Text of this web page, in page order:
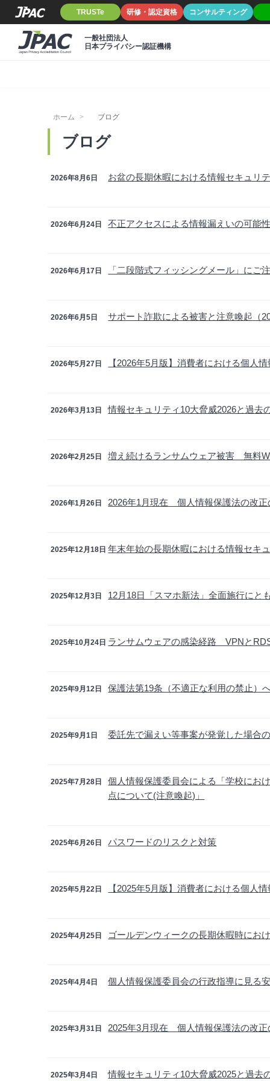
TRUSTe 研修・認定資格 コンサルティング
一般社団法人
日本プライバシー認証機構
ホーム ブログ
ブログ
2026年8月6日 お盆の長期休暇における情報セキュリ
2026年6月24日 不正アクセスによる情報漏えいの可能
2026年6月17日 「二段階式フィッシングメール」にご
2026年6月5日 サポート詐欺による被害と注意喚起（
2026年5月27日 【2026年5月版】消費者における個人
2026年3月13日 情報セキュリティ10大脅威2026と過去
2026年2月25日 増え続けるランサムウェア被害 無料
2026年1月26日 2026年1月現在 個人情報保護法の改正
2025年12月18日 年末年始の長期休暇における情報セキ
2025年12月3日 12月18日「スマホ新法」全面施行にと
2025年10月24日 ランサムウェアの感染経路 VPNと
2025年9月12日 保護法第19条（不適正な利用の禁止）
2025年9月1日 委託先で漏えい等事案が発覚した場合
2025年7月28日
個人情報保護委員会による「学校にお
点について(注意喚起)」
2025年6月26日 パスワードのリスクと対策
2025年5月22日 【2025年5月版】消費者における個人
2025年4月25日 ゴールデンウィークの長期休暇時にお
2025年4月4日 個人情報保護委員会の行政指導に見る
2025年3月31日 2025年3月現在 個人情報保護法の改正
2025年3月4日 情報セキュリティ10大脅威2025と過去